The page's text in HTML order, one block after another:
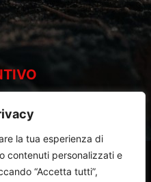
la tua esperienza di
contenuti personalizzati e
“Accetta tutti”,